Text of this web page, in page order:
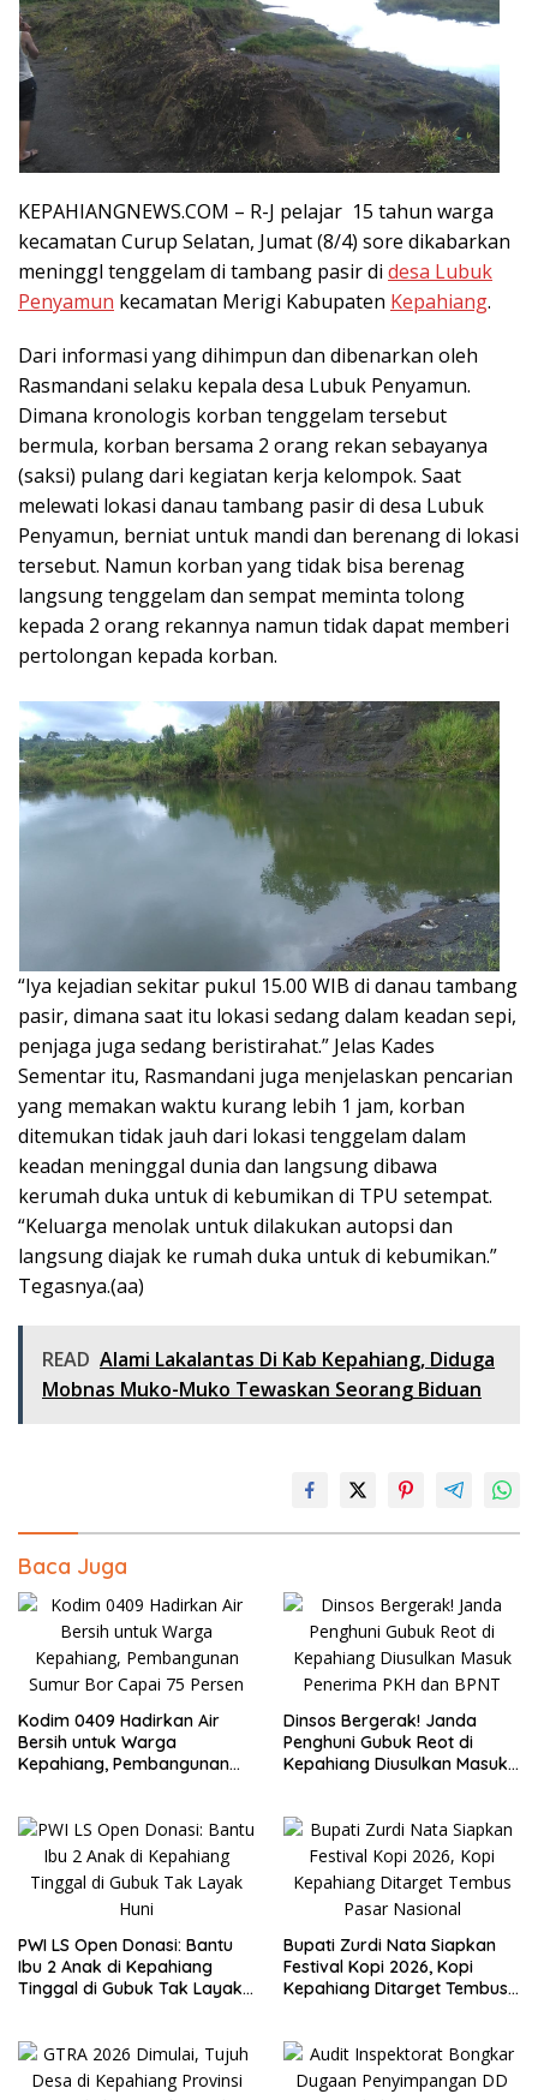
KEPAHIANGNEWS.COM – R-J pelajar 15 tahun warga
kecamatan Curup Selatan, Jumat (8/4) sore dikabarkan
meninggl tenggelam di tambang pasir di desa Lubuk
Penyamun kecamatan Merigi Kabupaten Kepahiang.
Dari informasi yang dihimpun dan dibenarkan oleh
Rasmandani selaku kepala desa Lubuk Penyamun.
Dimana kronologis korban tenggelam tersebut
bermula, korban bersama 2 orang rekan sebayanya
(saksi) pulang dari kegiatan kerja kelompok. Saat
melewati lokasi danau tambang pasir di desa Lubuk
Penyamun, berniat untuk mandi dan berenang di lokasi
tersebut. Namun korban yang tidak bisa berenag
langsung tenggelam dan sempat meminta tolong
kepada 2 orang rekannya namun tidak dapat memberi
pertolongan kepada korban.
“Iya kejadian sekitar pukul 15.00 WIB di danau tambang
pasir, dimana saat itu lokasi sedang dalam keadan sepi,
penjaga juga sedang beristirahat.” Jelas Kades
Sementar itu, Rasmandani juga menjelaskan pencarian
yang memakan waktu kurang lebih 1 jam, korban
ditemukan tidak jauh dari lokasi tenggelam dalam
keadan meninggal dunia dan langsung dibawa
kerumah duka untuk di kebumikan di TPU setempat.
“Keluarga menolak untuk dilakukan autopsi dan
langsung diajak ke rumah duka untuk di kebumikan.”
Tegasnya.(aa)
READ Alami Lakalantas Di Kab Kepahiang, Diduga
Mobnas Muko-Muko Tewaskan Seorang Biduan
Baca Juga
Kodim 0409 Hadirkan Air
Bersih untuk Warga
Kepahiang, Pembangunan
Dinsos Bergerak! Janda
Penghuni Gubuk Reot di
Kepahiang Diusulkan Masuk
PWI LS Open Donasi: Bantu
Ibu 2 Anak di Kepahiang
Tinggal di Gubuk Tak Layak
Bupati Zurdi Nata Siapkan
Festival Kopi 2026, Kopi
Kepahiang Ditarget Tembus